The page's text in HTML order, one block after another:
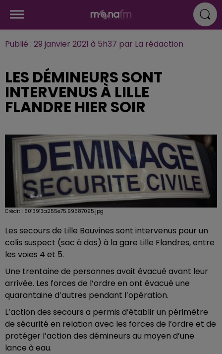
Publié : 29 janvier 2021 à 5h37 par La rédaction
LES DÉMINEURS SONT
INTERVENUS À LILLE
FLANDRE HIER SOIR
Crédit : 6013913a255e75.99587095.jpg
Les secours de Lille Bouvines sont intervenus pour un
colis suspect (sac à dos) à la gare Lille Flandres, entre
les voies 4 et 5.
Une trentaine de personnes avait évacué avant leur
arrivée. Les forces de l’ordre en ont évacué une
quarantaine d’autres pendant l’opération.
L’action des secours a permis d’établir un périmètre
de sécurité en relation avec les forces de l’ordre et de
protéger l’action des démineurs au moyen d’une
lance à eau.